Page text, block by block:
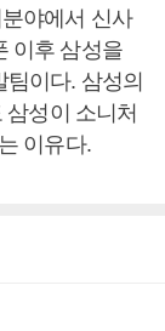
야에서 신사
이후 삼성을
이다. 삼성의
성이 소니처
이유다.